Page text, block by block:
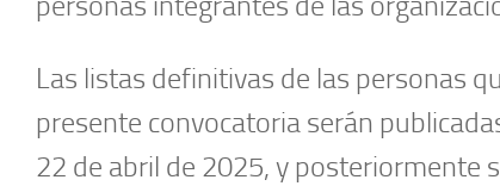
Las listas definitivas de las personas
presente convocatoria serán
22 de abril de 2025, y posteriormente